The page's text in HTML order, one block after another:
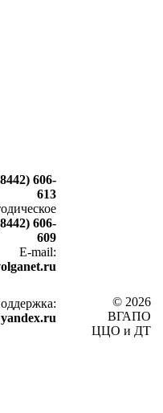
606-
613
606-
609
E-mail:
© 2026
ВГАПО
ЦЦО и ДТ